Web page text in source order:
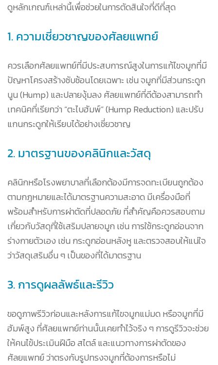
ดูหลักเกณฑ์เหล่านี้เพื่อช่วยในการตัดสินใจที่ดีที่สุด
1. ความเชี่ยวชาญของศัลยแพทย์
ควรเลือกศัลยแพทย์ที่มีประสบการณ์สูงในการแก้ไขจมูกที่มี
ปัญหาโครงสร้างซับซ้อนโดยเฉพาะ เช่น จมูกที่มีส่วนกระดูก
นูน (Hump) และปลายงุ้มลง ศัลยแพทย์ที่ดีต้องสามารถทำ
เทคนิคที่เรียกว่า “ตะไบฮัมพ์” (Hump Reduction) และปรับ
แกนกระดูกให้เรียบได้อย่างเชี่ยวชาญ
2. มาตรฐานของคลินิกและวัสดุ
คลินิกหรือโรงพยาบาลที่เลือกต้องมีการจดทะเบียนถูกต้อง
ตามกฎหมายและได้มาตรฐานความสะอาด มีเครื่องมือที่
พร้อมสำหรับการผ่าตัดที่ปลอดภัย ที่สำคัญคือควรสอบถาม
เกี่ยวกับวัสดุที่ใช้เสริมปลายจมูก เช่น การใช้กระดูกอ่อนจาก
ร่างกายตัวเอง เช่น กระดูกอ่อนหลังหู และตรวจสอบให้แน่ใจ
ว่าวัสดุเสริมอื่น ๆ เป็นของที่ได้มาตรฐาน
3. การดูผลลัพธ์และรีวิว
ขอดูภาพรีวิวก่อนและหลังการแก้ไขจมูกแม่มด หรือจมูกที่มี
ฮัมพ์สูง ที่ศัลยแพทย์ท่านนั้นเคยทำไว้จริง ๆ การดูรีวิวจะช่วย
ให้คนไข้ประเมินฝีมือ สไตล์ และแนวทางการผ่าตัดของ
ศัลยแพทย์ ว่าตรงกับรูปทรงจมูกที่ต้องการหรือไม่